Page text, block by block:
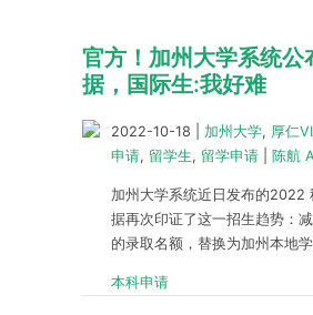
官方！加州大学系统公
据，国际生:我好难
2022-10-18 加州大学, 厚仁
申请, 留学生, 留学申请 陈航
加州大学系统近日发布的2022
据再次印证了这一招生趋势：
的录取名额，替换为加州本地学
本科申请